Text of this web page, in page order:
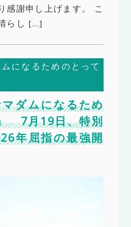
感謝申し上げます。 こ
らし […]
ムになるためのとって
ダムになるため
7月19日、特別
年屈指の最強開